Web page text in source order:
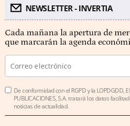
NEWSLETTER - INVERTIA
Cada mañana la apertura de
que marcarán la agenda
De conformidad con el RGPD y la LOPDGDD,
PUBLICACIONES, S.A. tratará los datos
noticias de actualidad.